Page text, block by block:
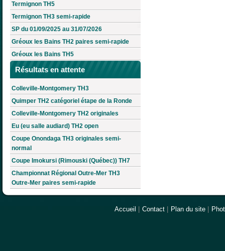
Termignon TH5
Termignon TH3 semi-rapide
SP du 01/09/2025 au 31/07/2026
Gréoux les Bains TH2 paires semi-rapide
Gréoux les Bains TH5
Résultats en attente
Colleville-Montgomery TH3
Quimper TH2 catégoriel étape de la Ronde
Colleville-Montgomery TH2 originales
Eu (eu salle audiard) TH2 open
Coupe Onondaga TH3 originales semi-
normal
Coupe Imokursi (Rimouski (Québec)) TH7
Championnat Régional Outre-Mer TH3
Outre-Mer paires semi-rapide
Accueil Contact Plan du site